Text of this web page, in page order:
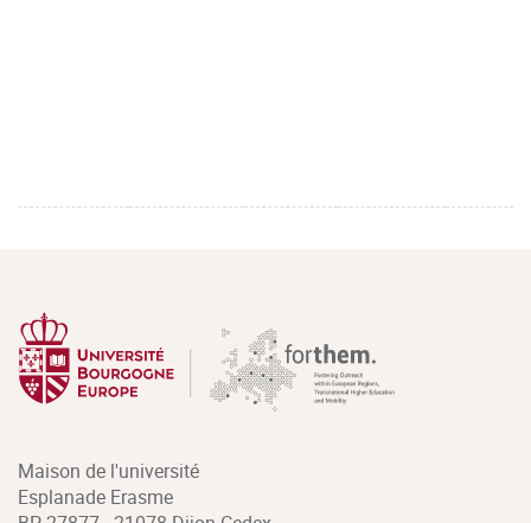
Maison de l'université
Esplanade Erasme